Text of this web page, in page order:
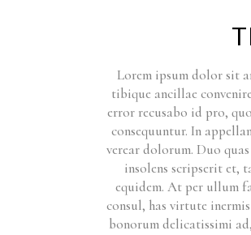
Lorem ipsum dolor sit
tibique ancillae
error recusabo id pro,
consequuntur. In
verear dolorum. Duo
insolens scripserit et,
equidem. At per ullum
consul, has virtute
bonorum delicatissimi